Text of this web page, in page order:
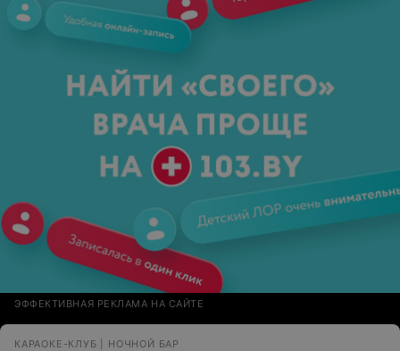
троечку сработали.
ЭФФЕКТИВНАЯ РЕКЛАМА НА САЙТЕ
КАРАОКЕ-КЛУБ | НОЧНОЙ БАР